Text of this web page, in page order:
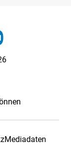
Mediadaten